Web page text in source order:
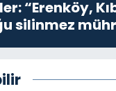
“Erenköy,
silinmez